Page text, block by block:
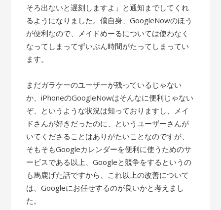
そろ出ないと遅刻しますよ」と通知までしてくれ
るようになりました。僕自身、GoogleNowのほう
が便利なので、メイドめーるについては使わなく
なってしまってずいぶん時間がたってしまってい
ます。
まだガラケーのユーザーが残っているじゃない
か、iPhoneのGoogleNowはそんなに便利じゃない
ぞ、というような状況は知っておりますし、メイ
ドさんが好きだったのに、というユーザーさんが
いてくださることはありがたいことなのですが、
そもそもGoogleカレンダーを便利に使うためのサ
ービスである以上、Googleと競争をするというの
も馬鹿げた話ですから、これ以上の改善について
は、Googleにお任せするのが良いかと考えまし
た。